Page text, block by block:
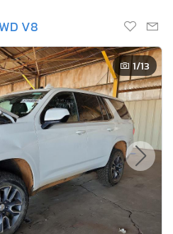
V8
1/13